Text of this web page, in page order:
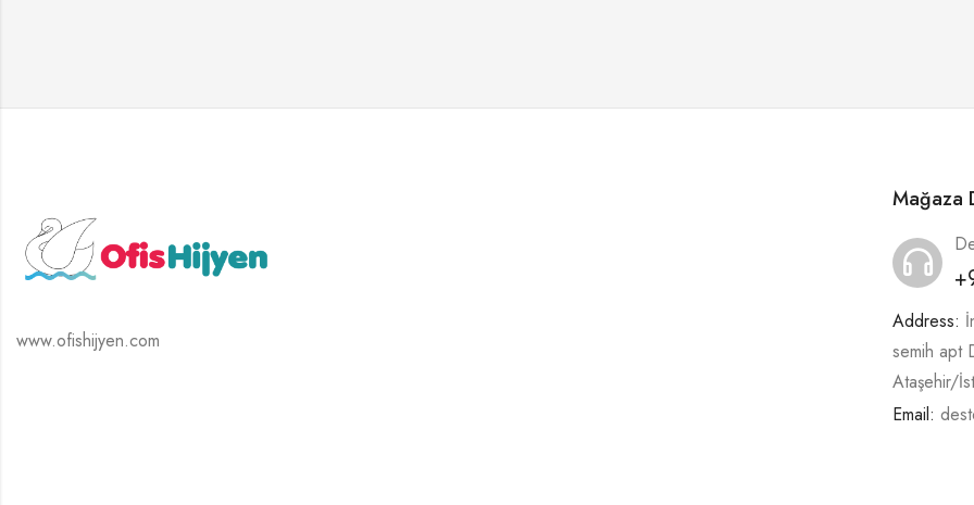
www.ofishijyen.com
Mağaza
Address:
semih apt
Ataşehir/
Email: